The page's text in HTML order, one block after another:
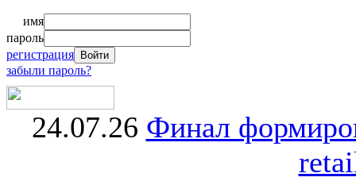
имя
пароль
регистрация
забыли пароль?
24.07.26 Финал